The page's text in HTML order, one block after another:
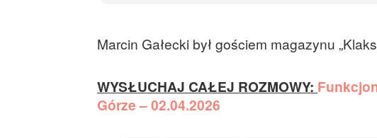
Marcin Gałecki był gościem magazynu
WYSŁUCHAJ CAŁEJ ROZMOWY:
Górze – 02.04.2026